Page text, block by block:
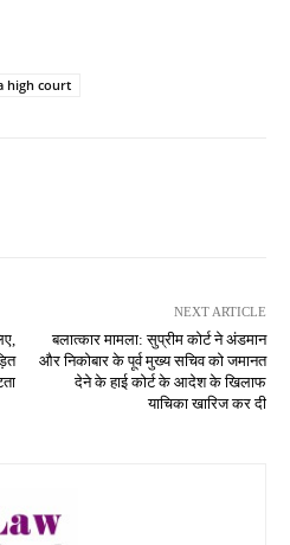
high court
NEXT ARTICLE
बलात्कार मामला: सुप्रीम कोर्ट ने अंडमान
और निकोबार के पूर्व मुख्य सचिव को जमानत
देने के हाई कोर्ट के आदेश के खिलाफ
याचिका खारिज कर दी